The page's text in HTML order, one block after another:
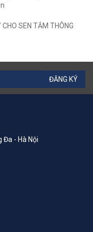
SEN TẮM THÔNG
ĐĂNG KÝ
Đa - Hà Nội